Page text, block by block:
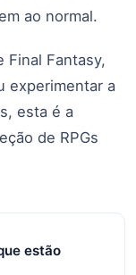
ao normal.
Final Fantasy,
experimentar a
esta é a
de RPGs
estão